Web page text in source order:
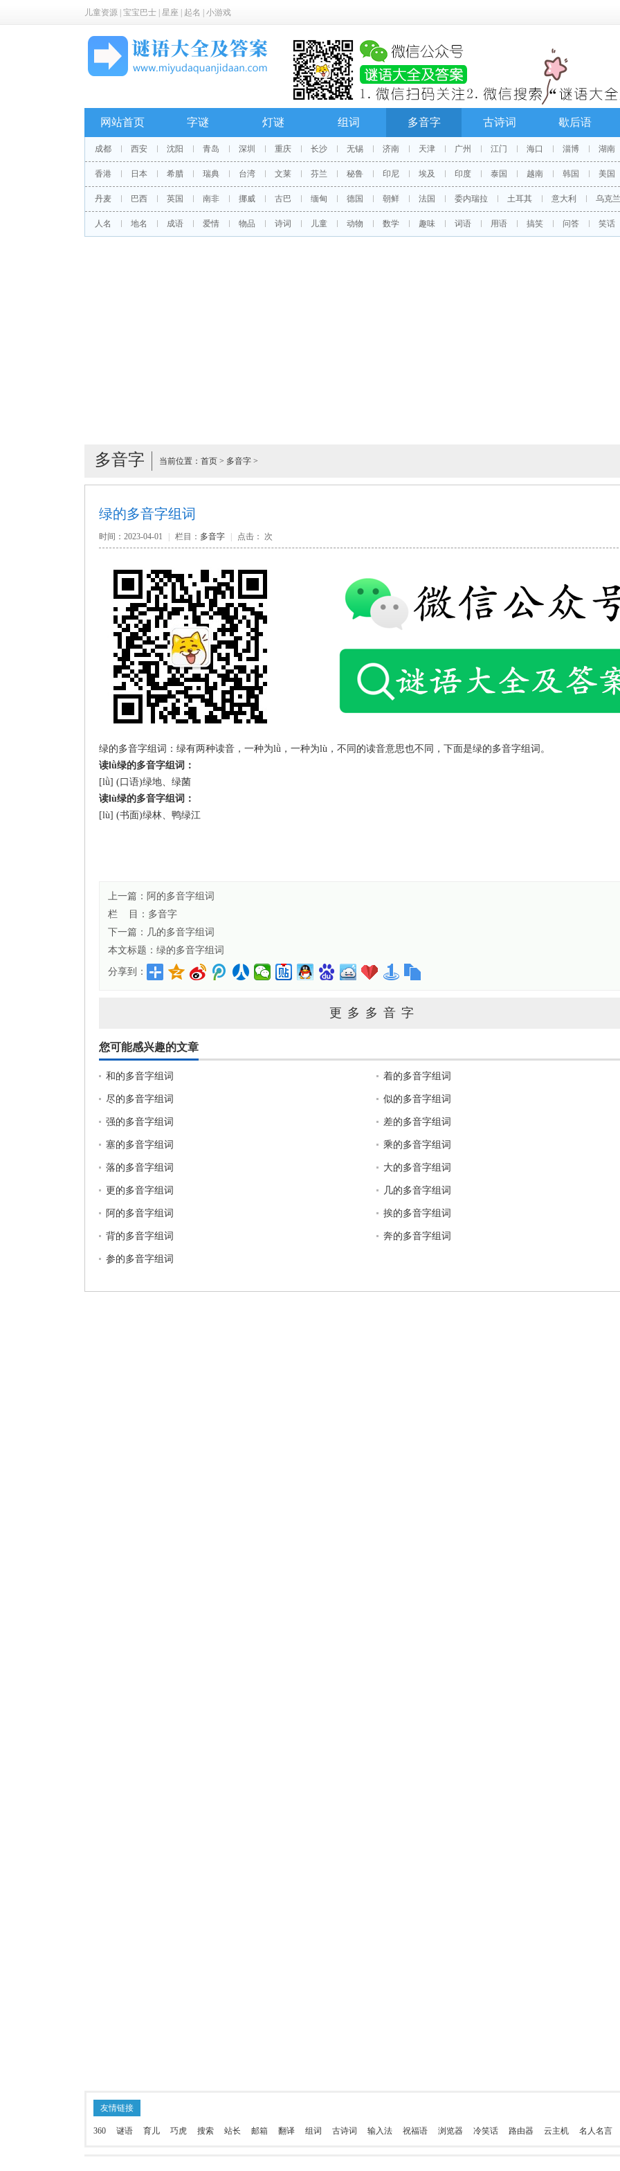
儿童资源 宝宝巴士 星座 起名 小游戏
网站首页 字谜 灯谜 组词 多音字 古诗词 歇后语
成都 西安 沈阳 青岛 深圳 重庆 长沙 无锡 济南 天津 广州 江门 海口 淄博 湖南
香港 日本 希腊 瑞典 台湾 文莱 芬兰 秘鲁 印尼 埃及 印度 泰国 越南 韩国 美国
丹麦 巴西 英国 南非 挪威 古巴 缅甸 德国 朝鲜 法国 委内瑞拉 土耳其 意大利 乌克兰
人名 地名 成语 爱情 物品 诗词 儿童 动物 数学 趣味 词语 用语 搞笑 问答 笑话
多音字 当前位置： 首页 > 多音字 >
绿的多音字组词
时间：2023-04-01 栏目： 多音字 点击： 次
绿的多音字组词：绿有两种读音，一种为lǜ，一种为lù，不同的读音意思也不同，下面是绿的多音字组词。
读lǜ绿的多音字组词：
[lǜ] (口语)绿地、绿菌
读lù绿的多音字组词：
[lù] (书面)绿林、鸭绿江
上一篇： 阿的多音字组词
栏 目： 多音字
下一篇： 几的多音字组词
本文标题： 绿的多音字组词
分享到：
更多多音字
您可能感兴趣的文章
和的多音字组词 着的多音字组词
尽的多音字组词 似的多音字组词
强的多音字组词 差的多音字组词
塞的多音字组词 乘的多音字组词
落的多音字组词 大的多音字组词
更的多音字组词 几的多音字组词
阿的多音字组词 挨的多音字组词
背的多音字组词 奔的多音字组词
参的多音字组词
友情链接
360 谜语 育儿 巧虎 搜索 站长 邮箱 翻译 组词 古诗词 输入法 祝福语 浏览器 冷笑话 路由器 云主机 名人名言